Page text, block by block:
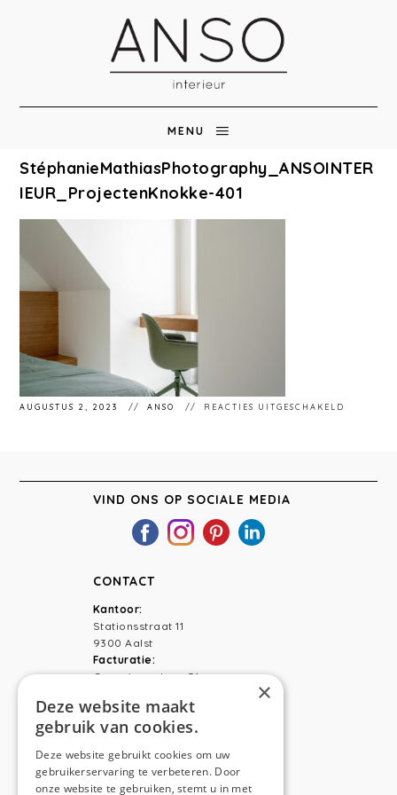
MENU
StéphanieMathiasPhotography_ANSOINTER
IEUR_ProjectenKnokke-401
AUGUSTUS 2, 2023 ANSO REACTIES UITGESCHAKELD
VIND ONS OP SOCIALE MEDIA
CONTACT
Kantoor:
Stationsstraat 11
9300 Aalst
Facturatie:
Capucienenlaan 31
Telefoon:0473 44 56 94
NAVIGATION
×
Deze website maakt
gebruik van cookies.
Deze website gebruikt cookies om uw
gebruikerservaring te verbeteren. Door
onze website te gebruiken, stemt u in met